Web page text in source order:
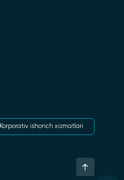
Korporativ ishonch xizmatlari